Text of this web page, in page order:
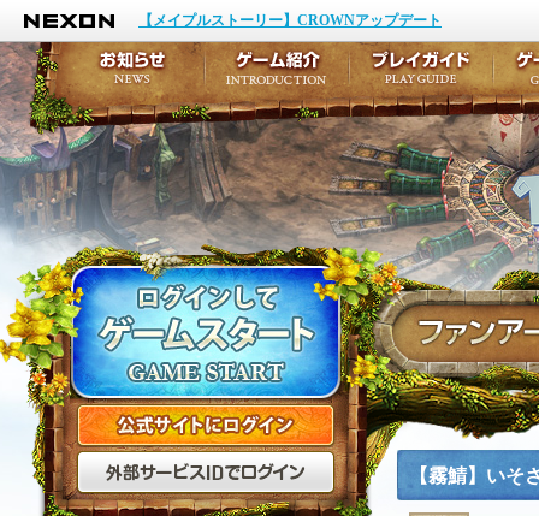
NEXON
【メイプルストーリー】CROWNアップデート
公式サイトにログイン
外部サービスIDでログ
【霧鯖】いそ
お知らせ
イベント
アップデート
メンテナンス
ゲーム紹介
キャラクター作成
テイルズ初級者講座
ここだけは知ってお